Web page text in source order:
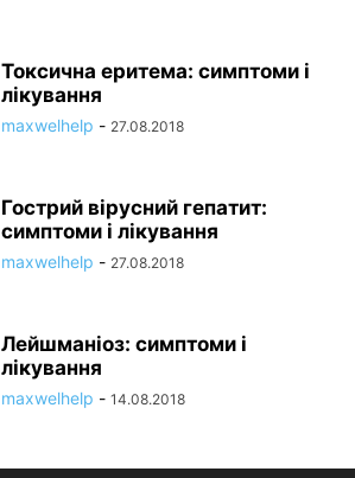
Токсична еритема: симптоми і
лікування
maxwelhelp - 27.08.2018
Гострий вірусний гепатит:
симптоми і лікування
maxwelhelp - 27.08.2018
Лейшманіоз: симптоми і
лікування
maxwelhelp - 14.08.2018